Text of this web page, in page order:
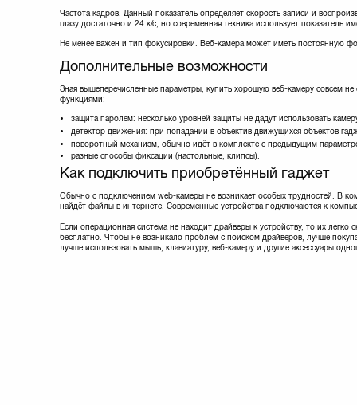
Частота кадров. Данный показатель определяет скорость записи и
глазу достаточно и 24 к/с, но современная техника использует показатель
Не менее важен и тип фокусировки. Веб-камера может иметь постоянную
Дополнительные возможности
Зная вышеперечисленные параметры, купить хорошую веб-камеру совсем
функциями:
защита паролем: несколько уровней защиты не дадут использовать
детектор движения: при попадании в объектив движущихся объектов
поворотный механизм, обычно идёт в комплекте с предыдущим
разные способы фиксации (настольные, клипсы).
Как подключить приобретённый гаджет
Обычно с подключением web-камеры не возникает особых трудностей. В
найдёт файлы в интернете. Современные устройства подключаются к
Если операционная система не находит драйверы к устройству, то их
бесплатно. Чтобы не возникало проблем с поиском драйверов, лучше
лучше использовать мышь, клавиатуру, веб-камеру и другие аксессуары